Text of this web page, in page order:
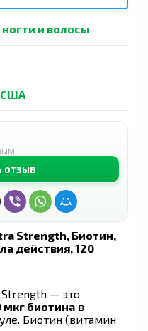
и волосы
США
отзыв
Strength, Биотин,
действия, 120
— это
мкг биотина в
Биотин (витамин